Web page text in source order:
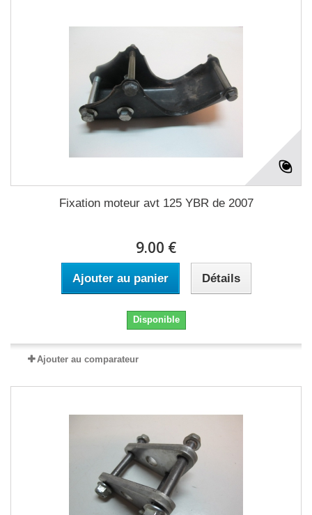
Fixation moteur avt 125 YBR de 2007
9.00 €
Ajouter au panier Détails
Disponible
Ajouter au comparateur